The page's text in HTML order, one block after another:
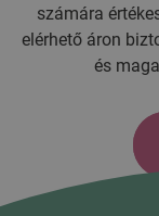
számára
elérhető áron
és